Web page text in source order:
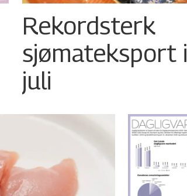
Rekordsterk
sjømateksport i
juli